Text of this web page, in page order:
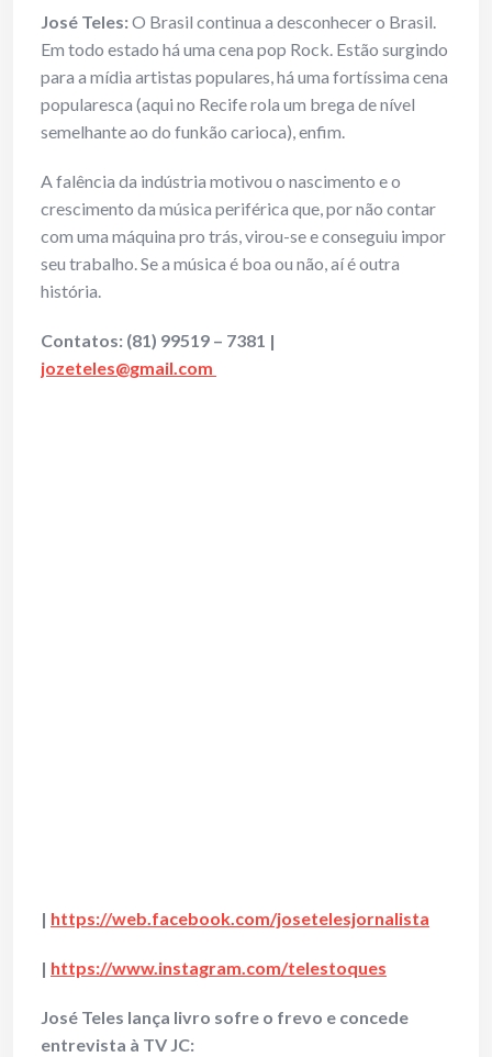
José Teles:O Brasil continua a desconhecer o Brasil.
Em todo estado há uma cena pop Rock. Estão surgindo
para a mídia artistas populares, há uma fortíssima cena
popularesca (aqui no Recife rola um brega de nível
semelhante ao do funkão carioca), enfim.
A falência da indústria motivou o nascimento e o
crescimento da música periférica que, por não contar
com uma máquina pro trás, virou-se e conseguiu impor
seu trabalho. Se a música é boa ou não, aí é outra
história.
Contatos: (81) 99519 – 7381 |
jozeteles@gmail.com
| https://web.facebook.com/josetelesjornalista
| https://www.instagram.com/telestoques
José Teles lança livro sofre o frevo e concede
entrevista à TV JC: